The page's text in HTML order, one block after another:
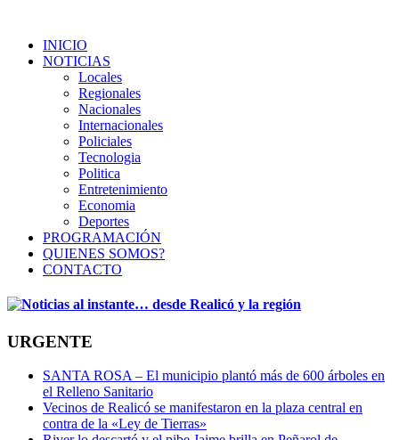
INICIO
NOTICIAS
Locales
Regionales
Nacionales
Internacionales
Policiales
Tecnologia
Politica
Entretenimiento
Economia
Deportes
PROGRAMACIÓN
QUIENES SOMOS?
CONTACTO
URGENTE
SANTA ROSA – El municipio plantó más de 600 árboles en
el Relleno Sanitario
Vecinos de Realicó se manifestaron en la plaza central en
contra de la «Ley de Tierras»